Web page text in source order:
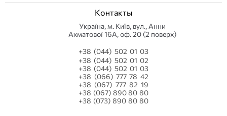
Контакты
Українa, м. Київ, вул., Анни
Ахматової 16А, оф. 20 (2 поверх)
+38 (044) 502 01 03
+38 (044) 502 01 02
+38 (044) 502 01 03
+38 (066) 777 78 42
+38 (067) 777 82 19
+38 (067) 890 80 80
+38 (073) 890 80 80